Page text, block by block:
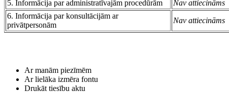
5. Informācija par administratīvajām procedūrām
Nav attiecināms
6. Informācija par konsultācijām ar
privātpersonām
Nav attiecināms
Ar manām piezīmēm
Ar lielāka izmēra fontu
Drukāt tiesību aktu